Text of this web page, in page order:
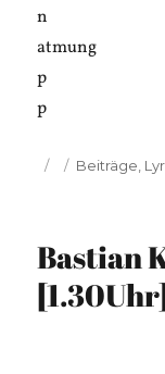
n
atmung
p
p
Veröffentlicht
Kategorien
Beiträge
Bastian